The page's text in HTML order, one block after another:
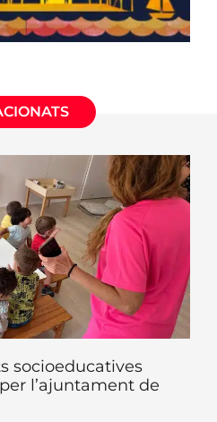
socioeducatives
l’ajuntament de